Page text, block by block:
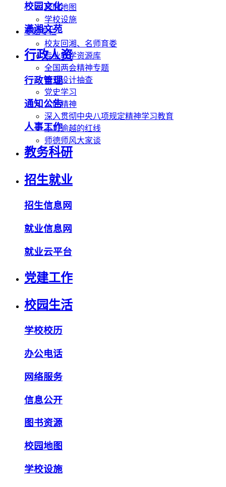
校园地图
学校设施
专题专栏
校友回湘、名师育娄
专业教学资源库
全国两会精神专题
毕业设计抽查
党史学习
工匠精神
深入贯彻中央八项规定精神学习教育
不可逾越的红线
师德师风大家谈
校园文化
潇湘文苑
行政人资
行政管理
通知公告
人事工作
教务科研
招生就业
招生信息网
就业信息网
就业云平台
党建工作
校园生活
学校校历
办公电话
网络服务
信息公开
图书资源
校园地图
学校设施